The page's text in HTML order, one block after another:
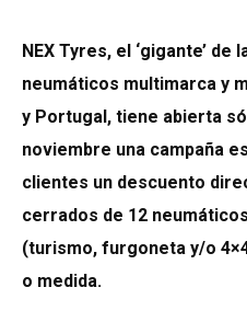
NEX Tyres, el ‘gigante’ de
neumáticos multimarca y
y Portugal, tiene abierta
noviembre una campaña
clientes un descuento
cerrados de 12
(turismo, furgoneta y/o
o medida.